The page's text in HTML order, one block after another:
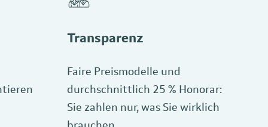
Transparenz
Faire Preismodelle und
durchschnittlich 25 % Honorar:
Sie zahlen nur, was Sie wirklich